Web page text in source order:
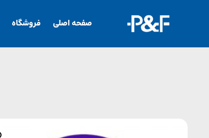
صفحه اصلی فروشگاه